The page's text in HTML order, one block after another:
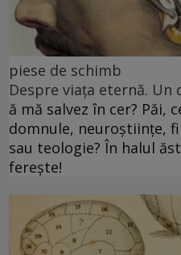
piese de schimb
Despre viața eternă. Un
ă mă salvez în cer? Păi,
domnule, neuroștiințe,
sau teologie? În halul
ferește!